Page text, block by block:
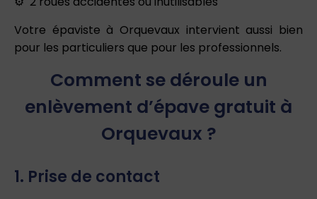
Votre épaviste à Orquevaux intervient aussi bien
pour les particuliers que pour les professionnels.
Comment se déroule un
enlèvement d’épave gratuit à
Orquevaux ?
1. Prise de contact